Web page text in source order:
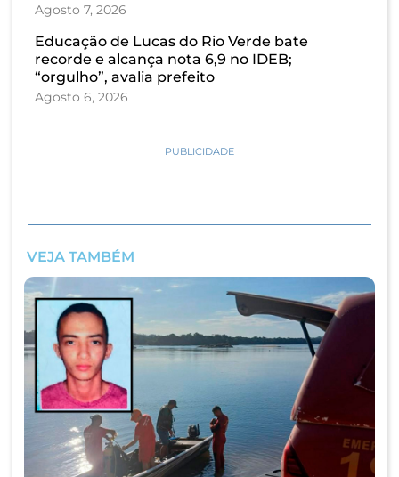
Agosto 7, 2026
Educação de Lucas do Rio Verde bate
recorde e alcança nota 6,9 no IDEB;
“orgulho”, avalia prefeito
Agosto 6, 2026
PUBLICIDADE
VEJA TAMBÉM